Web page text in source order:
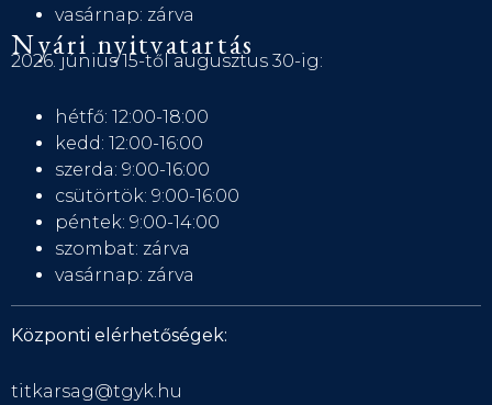
vasárnap: zárva
Nyári nyitvatartás
2026. június 15-től augusztus 30-ig:
hétfő: 12:00-18:00
kedd: 12:00-16:00
szerda: 9:00-16:00
csütörtök: 9:00-16:00
péntek: 9:00-14:00
szombat: zárva
vasárnap: zárva
Központi elérhetőségek:
titkarsag@tgyk.hu